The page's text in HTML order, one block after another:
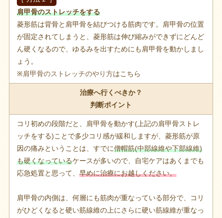
肩甲骨のストレッチをする
菱形筋は背骨と肩甲骨を結びつける筋肉です。肩甲骨の位置
が固定されてしまうと、菱形筋は伸び縮みができずにどんど
ん硬くなるので、ゆるみを出すためにも肩甲骨を動かしまし
ょう。
※肩甲骨のストレッチのやり方はこちら
治療へ行くべきか？
判断ポイント
コリ初めの段階だと、肩甲骨を動かす(上記の肩甲骨ストレ
ッチをする)ことで多少コリ感が緩和しますが、菱形筋が原
因の痛みということは、すでに僧帽筋(中部線維や下部線維)
も硬くなっているケースが多いので、自宅ケアはあくまでも
応急処置と思って、 早めに治療にお越しください。
肩甲骨の内側は、何層にも筋肉が重なっている部分で、コリ
がひどくなると硬い筋線維の上にさらに硬い筋線維が重なっ